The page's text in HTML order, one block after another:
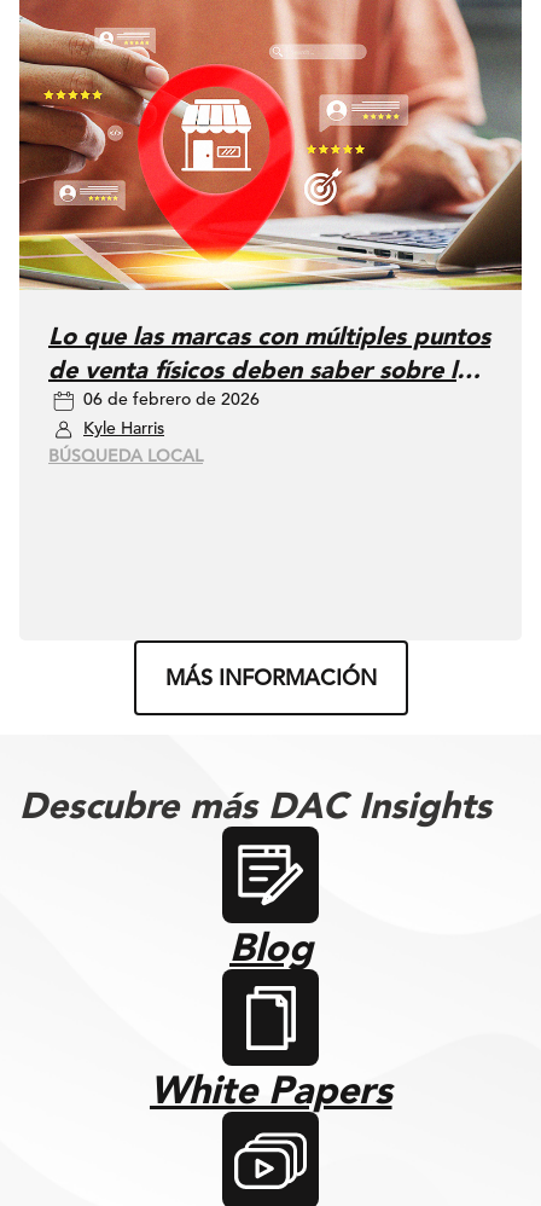
Lo que las marcas con múltiples puntos
de venta físicos deben saber sobre los
Local Service Ads
06 de febrero de 2026
Kyle Harris
BÚSQUEDA LOCAL
MÁS INFORMACIÓN
Descubre más DAC Insights
Blog
White Papers